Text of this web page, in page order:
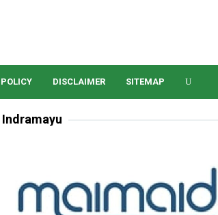
DISCLAIMER SITEMAP
Indramayu